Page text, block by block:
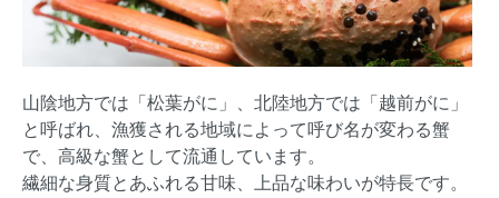
山陰地方では「松葉がに」、北陸地方では「越前がに」
と呼ばれ、漁獲される地域によって呼び名が変わる蟹
で、高級な蟹として流通しています。
繊細な身質とあふれる甘味、上品な味わいが特長です。